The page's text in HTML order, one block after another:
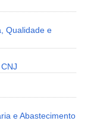
Qualidade e
e Abastecimento